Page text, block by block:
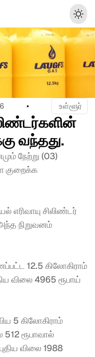
உள்ளூர்
வந்தது.
நேற்று (03)
குறைக்க
எரிவாயு சிலிண்டர்
நிறுவனம்
12.5 கிலோகிராம்
விலை 4965 ரூபாய்
5 கிலோகிராம்
512 ரூபாவால்
விலை 1988